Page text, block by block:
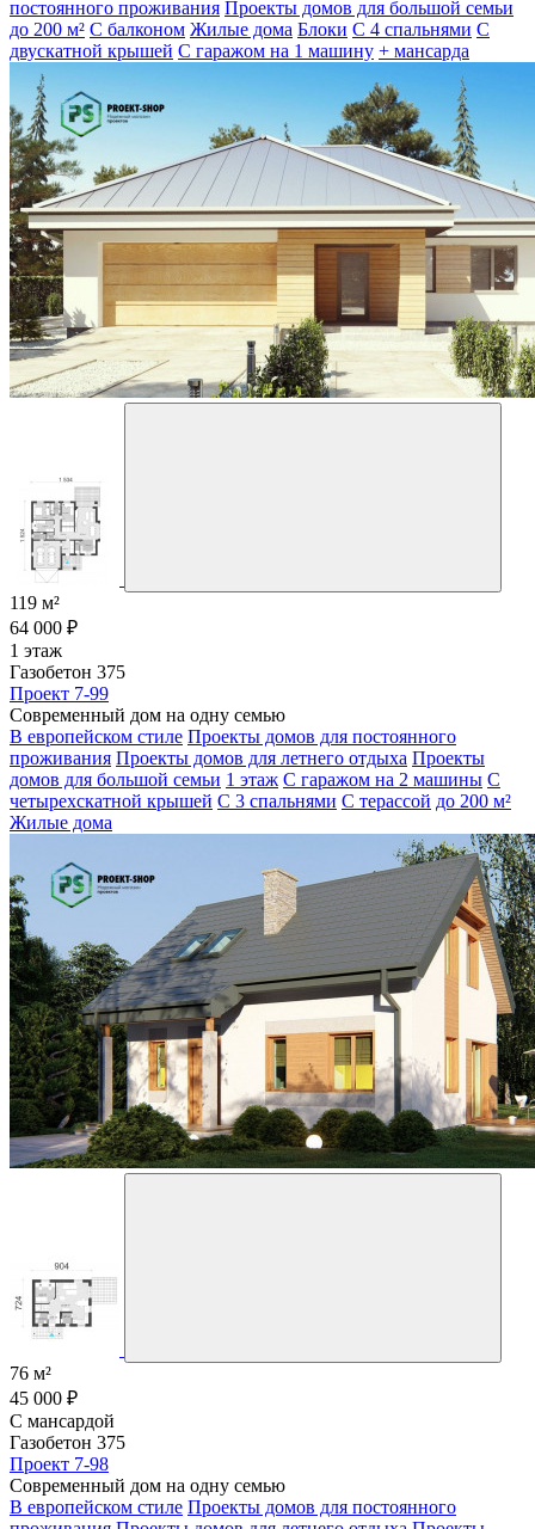
постоянного проживания Проекты домов для большой семьи
до 200 м² С балконом Жилые дома Блоки С 4 спальнями С
двускатной крышей С гаражом на 1 машину + мансарда
119 м²
64 000 ₽
1 этаж
Газобетон 375
Проект 7-99
Современный дом на одну семью
В европейском стиле Проекты домов для постоянного
проживания Проекты домов для летнего отдыха Проекты
домов для большой семьи 1 этаж С гаражом на 2 машины С
четырехскатной крышей С 3 спальнями С терассой до 200 м²
Жилые дома
76 м²
45 000 ₽
С мансардой
Газобетон 375
Проект 7-98
Современный дом на одну семью
В европейском стиле Проекты домов для постоянного